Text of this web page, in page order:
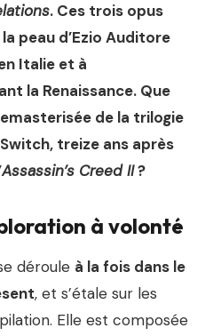
. Ces trois opus
peau d’Ezio Auditore
Italie et à
la Renaissance. Que
de la trilogie
treize ans après
Assassin’s Creed II?
à volonté
déroule à la fois dans le
, et s’étale sur les
Elle est composée